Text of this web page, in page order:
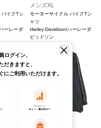
イクTシ
ーレーダ
メンズXL
モーターサイクル バイクTシ
ャツ
Harley-Davidson/ハーレーダ
ビッドソン
9,790
ログイン、
だきますと、
にご利用いただけます。